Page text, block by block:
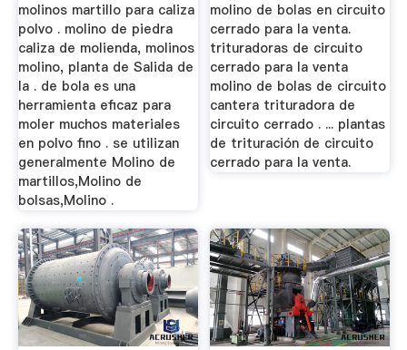
molinos martillo para caliza
polvo . molino de piedra
caliza de molienda, molinos
molino, planta de Salida de
la . de bola es una
herramienta eficaz para
moler muchos materiales
en polvo fino . se utilizan
generalmente Molino de
martillos,Molino de
bolsas,Molino .
molino de bolas en circuito
cerrado para la venta.
trituradoras de circuito
cerrado para la venta
molino de bolas de circuito
cantera trituradora de
circuito cerrado . ... plantas
de trituración de circuito
cerrado para la venta.